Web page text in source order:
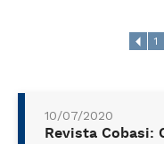
1
10/07/2020
Revista Cobasi: